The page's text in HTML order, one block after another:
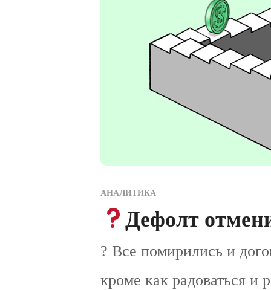
АНАЛИТИКА
Дефолт
? Все помирились и
кроме как радоваться и